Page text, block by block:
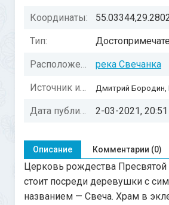
Координаты:
Тип:
Расположение: река Свечанка
Источник информации: Дмитрий Бородин,
Дата публикации: 2-03-2021, 20:51
Описание Комментарии (0)
Церковь рождества
стоит посреди деревушки с
названием — Свеча. Храм в